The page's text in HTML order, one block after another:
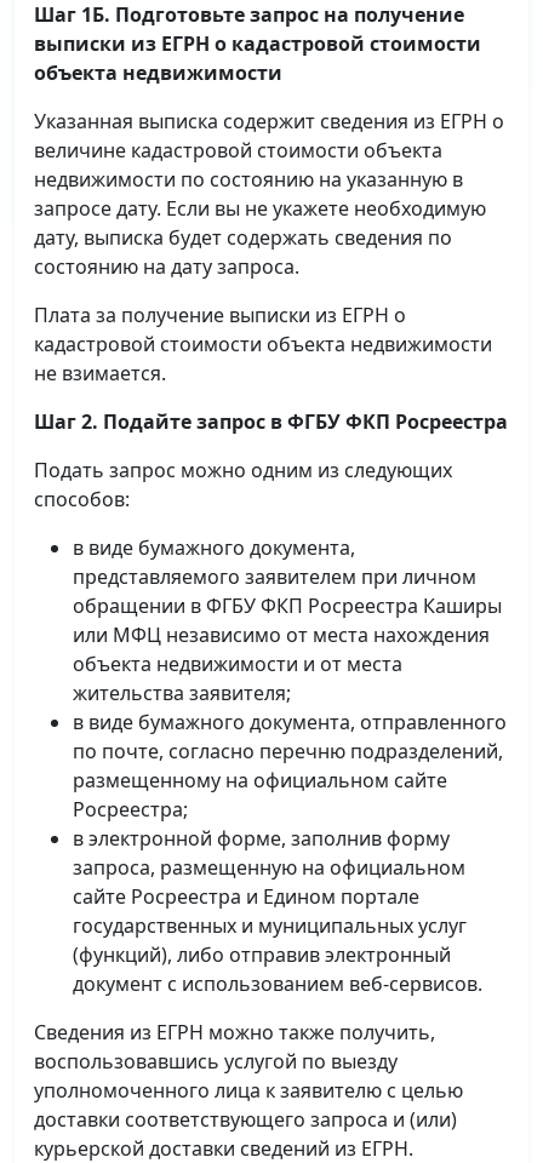
Шаг 1Б. Подготовьте запрос на получение
выписки из ЕГРН о кадастровой стоимости
объекта недвижимости
Указанная выписка содержит сведения из ЕГРН о
величине кадастровой стоимости объекта
недвижимости по состоянию на указанную в
запросе дату. Если вы не укажете необходимую
дату, выписка будет содержать сведения по
состоянию на дату запроса.
Плата за получение выписки из ЕГРН о
кадастровой стоимости объекта недвижимости
не взимается.
Шаг 2. Подайте запрос в ФГБУ ФКП Росреестра
Подать запрос можно одним из следующих
способов:
в виде бумажного документа,
представляемого заявителем при личном
обращении в ФГБУ ФКП Росреестра Каширы
или МФЦ независимо от места нахождения
объекта недвижимости и от места
жительства заявителя;
в виде бумажного документа, отправленного
по почте, согласно перечню подразделений,
размещенному на официальном сайте
Росреестра;
в электронной форме, заполнив форму
запроса, размещенную на официальном
сайте Росреестра и Едином портале
государственных и муниципальных услуг
(функций), либо отправив электронный
документ с использованием веб-сервисов.
Сведения из ЕГРН можно также получить,
воспользовавшись услугой по выезду
уполномоченного лица к заявителю с целью
доставки соответствующего запроса и (или)
курьерской доставки сведений из ЕГРН.